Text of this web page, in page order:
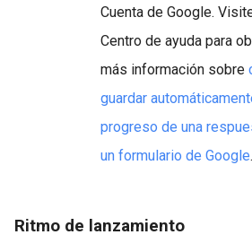
Cuenta de Google.
Centro de ayuda para
más información sobre
guardar
progreso de una
un formulario de Google.
Ritmo de lanzamiento